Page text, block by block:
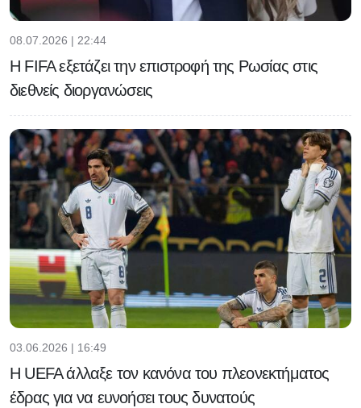
08.07.2026 | 22:44
Η FIFA εξετάζει την επιστροφή της Ρωσίας στις
διεθνείς διοργανώσεις
03.06.2026 | 16:49
H UEFA άλλαξε τον κανόνα του πλεονεκτήματος
έδρας για να ευνοήσει τους δυνατούς